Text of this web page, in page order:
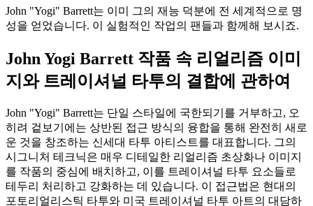
John "Yogi" Barrett는 이미 그의 재능 덕분에 전 세계적으로 명
성을 얻었습니다. 이 실험적인 작업의 팬들과 함께해 보시죠.
John Yogi Barrett 작품 속 리얼리즘 이미
지와 트레이셔널 타투의 결합에 관하여
John "Yogi" Barrett는 단일 스타일에 국한되기를 거부하고, 오
히려 겉보기에는 상반된 접근 방식의 융합을 통해 완전히 새로
운 것을 창조하는 신세대 타투 아티스트를 대표합니다. 그의
시그니처 테크닉은 매우 디테일한 리얼리즘 초상화나 이미지
를 작품의 중심에 배치하고, 이를 트레이셔널 타투 요소들로
테두리 처리하고 강화하는 데 있습니다. 이 접근법은 현대의
포토리얼리스틱 타투와 미국 트레이셔널 타투 아트의 대담하